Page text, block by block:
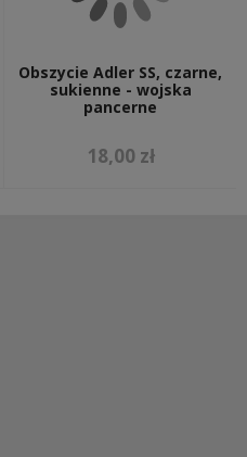
Obszycie Adler SS, czarne,
sukienne - wojska
pancerne
18,00 zł